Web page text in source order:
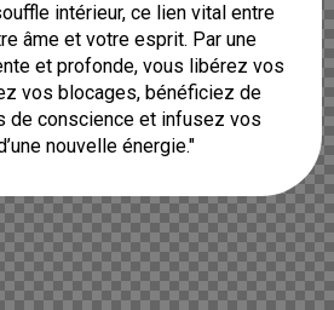
intérieur, ce lien vital entre
âme et votre esprit. Par une
et profonde, vous libérez vos
vos blocages, bénéficiez de
de conscience et infusez vos
nouvelle énergie."